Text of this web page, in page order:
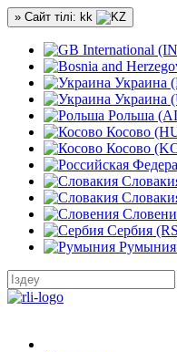
» Сайт тілі: kk
International
Украина
Украина
Рольша
Косово
Косово
Сербия